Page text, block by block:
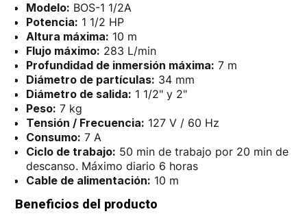
Modelo: BOS-1 1/2A
Potencia: 1 1/2 HP
Altura máxima: 10 m
Flujo máximo: 283 L/min
Profundidad de inmersión máxima: 7 m
Diámetro de partículas: 34 mm
Diámetro de salida: 1 1/2" y 2"
Peso: 7 kg
Tensión / Frecuencia: 127 V / 60 Hz
Consumo: 7 A
Ciclo de trabajo: 50 min de trabajo por 20 min de
descanso. Máximo diario 6 horas
Cable de alimentación: 10 m
Beneficios del producto